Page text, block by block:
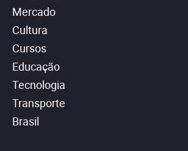
Mercado
Cultura
Cursos
Educação
Tecnologia
Transporte
Brasil